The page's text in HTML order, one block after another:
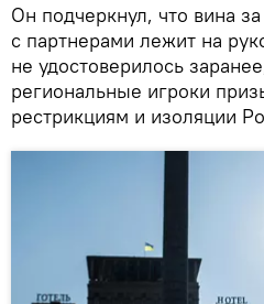
Он подчеркнул, что вина
с партнерами лежит на
не удостоверилось
региональные игроки
рестрикциям и изоляции